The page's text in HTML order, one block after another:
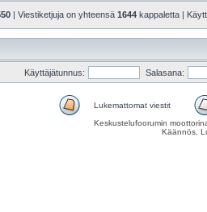
| Viestiketjuja on yhteensä 1644 kappaletta |
Käyttäjätunnus: Salasana:
Lukemattomat viestit
Keskustelufoorumin
Käännös,